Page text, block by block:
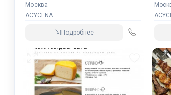
Москва
ACYCENA
Подробнее